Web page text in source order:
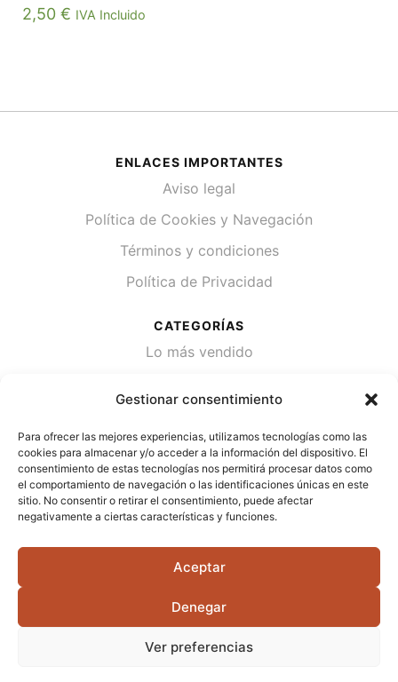
Gestionar consentimiento
Para ofrecer las mejores experiencias, utilizamos tecnologías como las
cookies para almacenar y/o acceder a la información del dispositivo. El
consentimiento de estas tecnologías nos permitirá procesar datos como
el comportamiento de navegación o las identificaciones únicas en este
sitio. No consentir o retirar el consentimiento, puede afectar
negativamente a ciertas características y funciones.
Aceptar
Denegar
Ver preferencias
2,50 € IVA Incluido
ENLACES IMPORTANTES
Aviso legal
Política de Cookies y Navegación
Términos y condiciones
Política de Privacidad
CATEGORÍAS
Lo más vendido
Desinfección de agua
CONTACTA
Cami Primera Marrada, SN, 25600, Balaguer
info@jardipamies.com
621 238 242